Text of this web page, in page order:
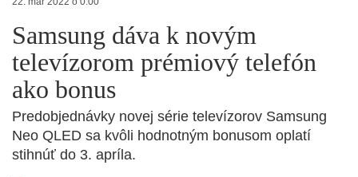
Samsung dáva k novým
televízorom prémiový telefón
ako bonus
Predobjednávky novej série televízorov Samsung
Neo QLED sa kvôli hodnotným bonusom oplatí
stihnúť do 3. apríla.